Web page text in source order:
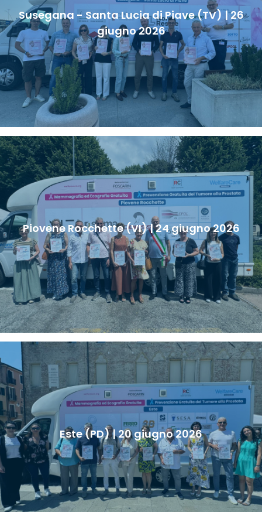
Susegana - Santa Lucia di Piave (TV) | 26
giugno 2026
Piovene Rocchette (VI) | 24 giugno 2026
Este (PD) | 20 giugno 2026